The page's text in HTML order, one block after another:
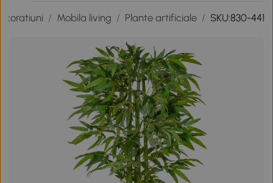
/ Mobila living / Plante artificiale / SKU:830-441